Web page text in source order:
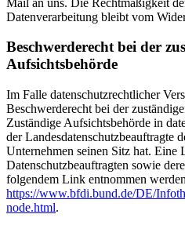
Datenverarbeitung bleibt vom
Beschwerderecht bei der
Aufsichtsbehörde
Im Falle datenschutzrechtlicher
Beschwerderecht bei der
Zuständige Aufsichtsbehörde in
der Landesdatenschutzbeauftragte
Unternehmen seinen Sitz hat. Eine
Datenschutzbeauftragten sowie
folgendem Link entnommen
https://www.bfdi.bund.de/DE/
node.html.